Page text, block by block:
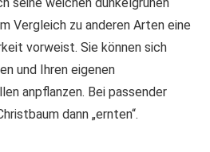
Vergleich zu anderen Arten eine
vorweist. Sie können sich
und Ihren eigenen
anpflanzen. Bei passender
dann „ernten“.